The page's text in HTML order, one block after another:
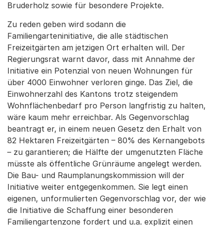
Bruderholz sowie für besondere Projekte.
Zu reden geben wird sodann die
Familiengarteninitiative, die alle städtischen
Freizeitgärten am jetzigen Ort erhalten will. Der
Regierungsrat warnt davor, dass mit Annahme der
Initiative ein Potenzial von neuen Wohnungen für
über 4000 Einwohner verloren ginge. Das Ziel, die
Einwohnerzahl des Kantons trotz steigendem
Wohnflächenbedarf pro Person langfristig zu halten,
wäre kaum mehr erreichbar. Als Gegenvorschlag
beantragt er, in einem neuen Gesetz den Erhalt von
82 Hektaren Freizeitgärten – 80% des Kernangebots
– zu garantieren; die Hälfte der umgenutzten Fläche
müsste als öffentliche Grünräume angelegt werden.
Die Bau- und Raumplanungskommission will der
Initiative weiter entgegenkommen. Sie legt einen
eigenen, unformulierten Gegenvorschlag vor, der wie
die Initiative die Schaffung einer besonderen
Familiengartenzone fordert und u.a. explizit einen